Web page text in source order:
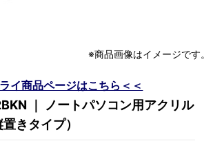
※商品画像はイメージです。
イ商品ページはこちら＜＜
｜ ノートパソコン用アクリル
きタイプ）